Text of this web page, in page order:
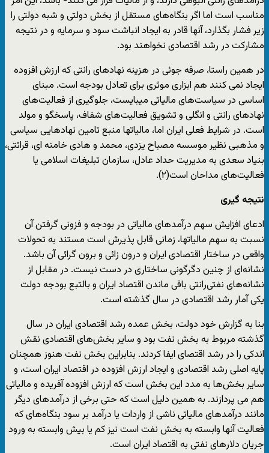
مناسب است اما اگر بنگاه‌های مستقل از بخش دولتی و شبه دولتی را
زیر فشار بگذارد، آنها قادر به ایجاد انباشت سود و سرمایه و در نتیجه
مشارکت در رشد اقتصادی نخواهند بود.
در همین راستا، صرفه جوئی در هزینه نهادهای رانتی که ارزش افزوده
ایجاد نمی کنند هم ابزاری موثری برای تعادل بودجه است. مبنای
اساسی در سیاست‌های مالیاتی میبایست، جلوگیری از فعالیت‌های
نهادهای رانتی و انگلی و تشویق فعالیت‌های شفاف، پاسخگو و مولد
است. در شرایط فعلی ایران اما، مالیاتها منبع تامین نهادهایی سیاسی
و مذهبی نظیر موسسه مصباح یزدی، محمد و هادی خامنه ای، قرائتی،
بنیاد سعدی به مدیریت حداد عادل، سازمان تبلیغات اسلامی یا
فعالیت‌های مداحان است(۲).
نتیجه گیری
ادعای افزایش سهم درآمدهای مالیاتی در بودجه و فزونی گرفتن آن
نسبت به سهم مالیاتها، زمانی قابل پذیرش است مستند به تحولات
واقعی در ساختار اقتصادی ایران و درون زائی و برون گرائی آن باشد.
نشانه‌ای از چنین دگرگونی ساختاری در دست نیست. در مقابل از
نشانه‌های نفتی‌رانتی باقی ماندن اقتصاد ایران و بالتبع بودجه دولت
یکی آمار رشد اقتصادی در سال گذشته است.
بنا به گزارش خود دولت، بخش عمده رشد اقتصادی ایران در سال
گذشته مربوط به بخش نفت بود و سایر بخش‌های اقتصادی نقش
اندکی را در رشد اقتصای ایفا کردند. بنابراین بخش نفت هنوز همچنان
پایه اصلی رشد اقتصادی و ایجاد ارزش افزوده در اقتصاد ایران است، و
سایر بخش‌ها به مدد این بخش است که ارزش افزوده آفریده و مالیاتی
هم می پردازند. به همین دلیل است که حتی برخی از درآمدهای دیگر
مانند درآمدهای مالیاتی ناشی از واردات یا درآمد بر سود بنگاه‌های که
فعالیت آنها وابسته به بخش نفت است نیز کم یا بیش وابسته به ورود
جریان دلارهای نفتی به اقتصاد ایران است.